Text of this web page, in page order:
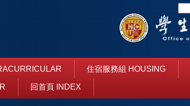
住宿服務組 HOUSING
回首頁 INDEX